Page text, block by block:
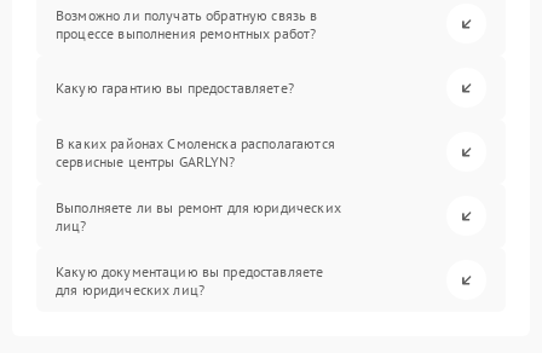
Возможно ли получать обратную связь в
процессе выполнения ремонтных работ?
Какую гарантию вы предоставляете?
В каких районах Смоленска располагаются
сервисные центры GARLYN?
Выполняете ли вы ремонт для юридических
лиц?
Какую документацию вы предоставляете
для юридических лиц?